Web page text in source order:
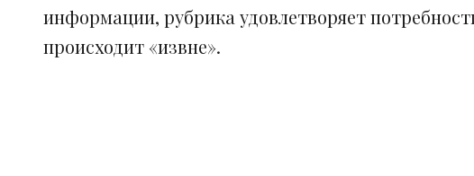
информации, рубрика удовлетворяет
происходит «извне».